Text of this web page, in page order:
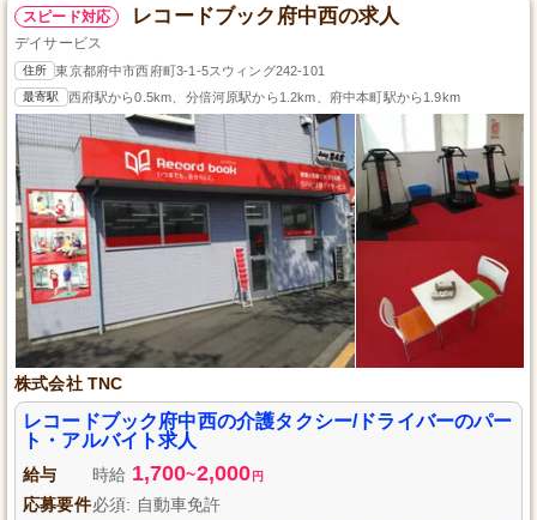
スピード対応 レコードブック府中西の求人
デイサービス
住所 東京都府中市西府町3-1-5スウィング242-101
最寄駅 西府駅から0.5km、分倍河原駅から1.2km、府中本町駅から1.9km
株式会社 TNC
レコードブック府中西の介護タクシー/ドライバーのパー
ト・アルバイト求人
給与 時給 1,700~2,000 円
応募要件必須: 自動車免許